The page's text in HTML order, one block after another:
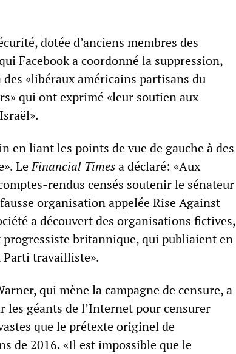
dotée d’anciens membres des
Facebook a coordonné la suppression,
«libéraux américains partisans du
qui ont exprimé «leur soutien aux
en liant les points de vue de gauche à des
LeFinancial Timesa déclaré: «Aux
rendus censés soutenir le sénateur
organisation appelée Rise Against
a découvert des organisations fictives,
britannique, qui publiaient en
Parti travailliste».
qui mène la campagne de censure, a
les géants de l’Internet pour censurer
que le prétexte originel de
de 2016. «Il est impossible que le